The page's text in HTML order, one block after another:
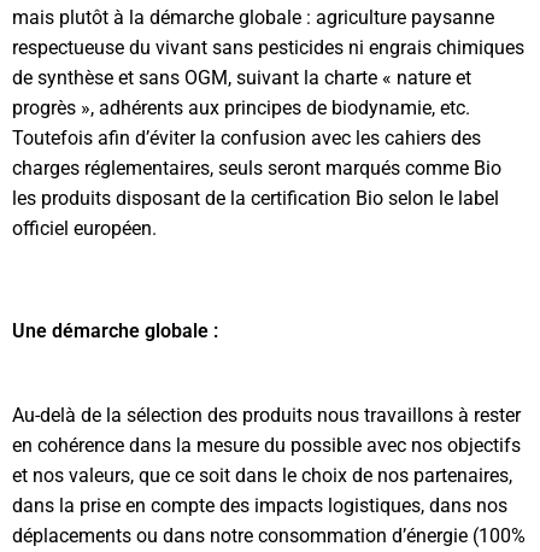
mais plutôt à la démarche globale : agriculture paysanne
respectueuse du vivant sans pesticides ni engrais chimiques
de synthèse et sans OGM, suivant la charte « nature et
progrès », adhérents aux principes de biodynamie, etc.
Toutefois afin d’éviter la confusion avec les cahiers des
charges réglementaires, seuls seront marqués comme Bio
les produits disposant de la certification Bio selon le label
officiel européen.
Une démarche globale :
Au-delà de la sélection des produits nous travaillons à rester
en cohérence dans la mesure du possible avec nos objectifs
et nos valeurs, que ce soit dans le choix de nos partenaires,
dans la prise en compte des impacts logistiques, dans nos
déplacements ou dans notre consommation d’énergie (100%